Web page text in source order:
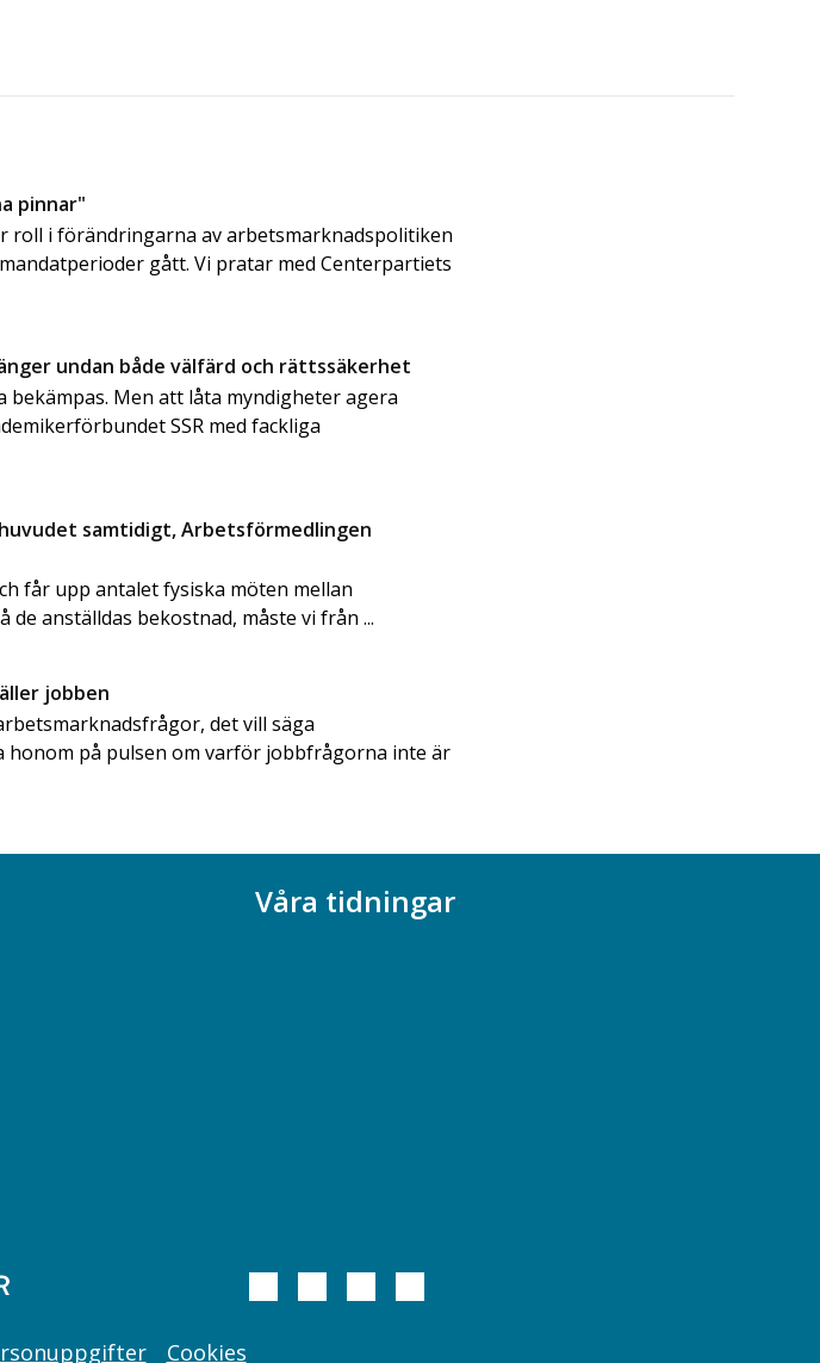
pinnar"
roll i förändringarna av arbetsmarknadspolitiken
gått. Vi pratar med Centerpartiets
undan både välfärd och rättssäkerhet
Men att låta myndigheter agera
SSR med fackliga
samtidigt, Arbetsförmedlingen
får upp antalet fysiska möten mellan
anställdas bekostnad, måste vi från ...
jobben
det vill säga
honom på pulsen om varför jobbfrågorna inte är
Våra tidningar
Cookies